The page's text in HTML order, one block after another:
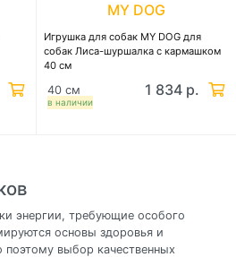
MY DOG
Игрушка для собак MY DOG для
собак Лиса-шуршалка с кармашком
40 см
в наличии
40 см 1 834 р.
энергии, требующие особого
основы здоровья и
выбор качественных